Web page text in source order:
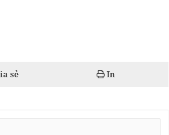
sẻ In